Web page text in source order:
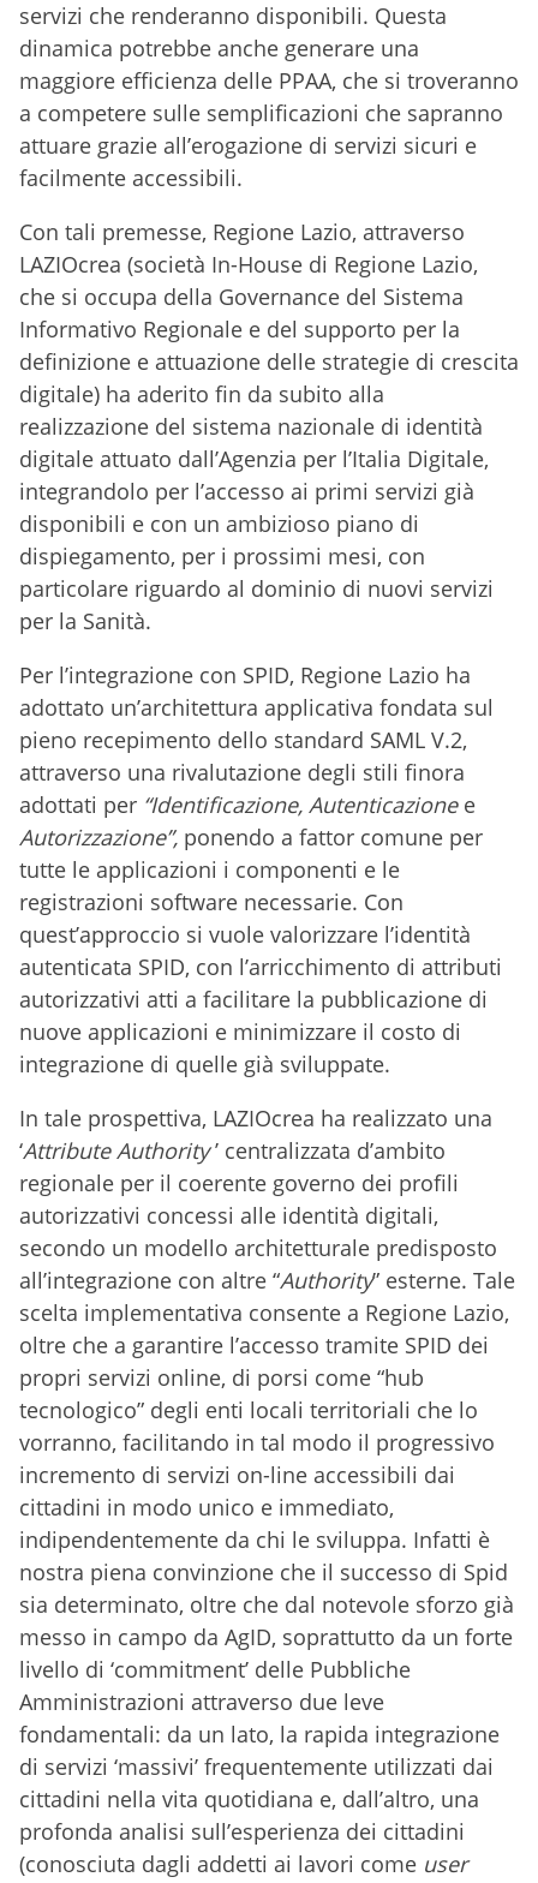
servizi che renderanno disponibili. Questa
dinamica potrebbe anche generare una
maggiore efficienza delle PPAA, che si troveranno
a competere sulle semplificazioni che sapranno
attuare grazie all’erogazione di servizi sicuri e
facilmente accessibili.
Con tali premesse, Regione Lazio, attraverso
LAZIOcrea (società In-House di Regione Lazio,
che si occupa della Governance del Sistema
Informativo Regionale e del supporto per la
definizione e attuazione delle strategie di crescita
digitale) ha aderito fin da subito alla
realizzazione del sistema nazionale di identità
digitale attuato dall’Agenzia per l’Italia Digitale,
integrandolo per l’accesso ai primi servizi già
disponibili e con un ambizioso piano di
dispiegamento, per i prossimi mesi, con
particolare riguardo al dominio di nuovi servizi
per la Sanità.
Per l’integrazione con SPID, Regione Lazio ha
adottato un’architettura applicativa fondata sul
pieno recepimento dello standard SAML V.2,
attraverso una rivalutazione degli stili finora
adottati per “Identificazione, Autenticazione e
Autorizzazione”, ponendo a fattor comune per
tutte le applicazioni i componenti e le
registrazioni software necessarie. Con
quest’approccio si vuole valorizzare l’identità
autenticata SPID, con l’arricchimento di attributi
autorizzativi atti a facilitare la pubblicazione di
nuove applicazioni e minimizzare il costo di
integrazione di quelle già sviluppate.
In tale prospettiva, LAZIOcrea ha realizzato una
‘Attribute Authority’ centralizzata d’ambito
regionale per il coerente governo dei profili
autorizzativi concessi alle identità digitali,
secondo un modello architetturale predisposto
all’integrazione con altre “Authority” esterne. Tale
scelta implementativa consente a Regione Lazio,
oltre che a garantire l’accesso tramite SPID dei
propri servizi online, di porsi come “hub
tecnologico” degli enti locali territoriali che lo
vorranno, facilitando in tal modo il progressivo
incremento di servizi on-line accessibili dai
cittadini in modo unico e immediato,
indipendentemente da chi le sviluppa. Infatti è
nostra piena convinzione che il successo di Spid
sia determinato, oltre che dal notevole sforzo già
messo in campo da AgID, soprattutto da un forte
livello di ‘commitment’ delle Pubbliche
Amministrazioni attraverso due leve
fondamentali: da un lato, la rapida integrazione
di servizi ‘massivi’ frequentemente utilizzati dai
cittadini nella vita quotidiana e, dall’altro, una
profonda analisi sull’esperienza dei cittadini
(conosciuta dagli addetti ai lavori come user